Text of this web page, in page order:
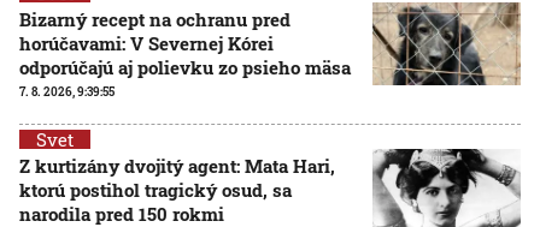
Bizarný recept na ochranu pred
horúčavami: V Severnej Kórei
odporúčajú aj polievku zo psieho mäsa
7. 8. 2026, 9:39:55
Svet
Z kurtizány dvojitý agent: Mata Hari,
ktorú postihol tragický osud, sa
narodila pred 150 rokmi